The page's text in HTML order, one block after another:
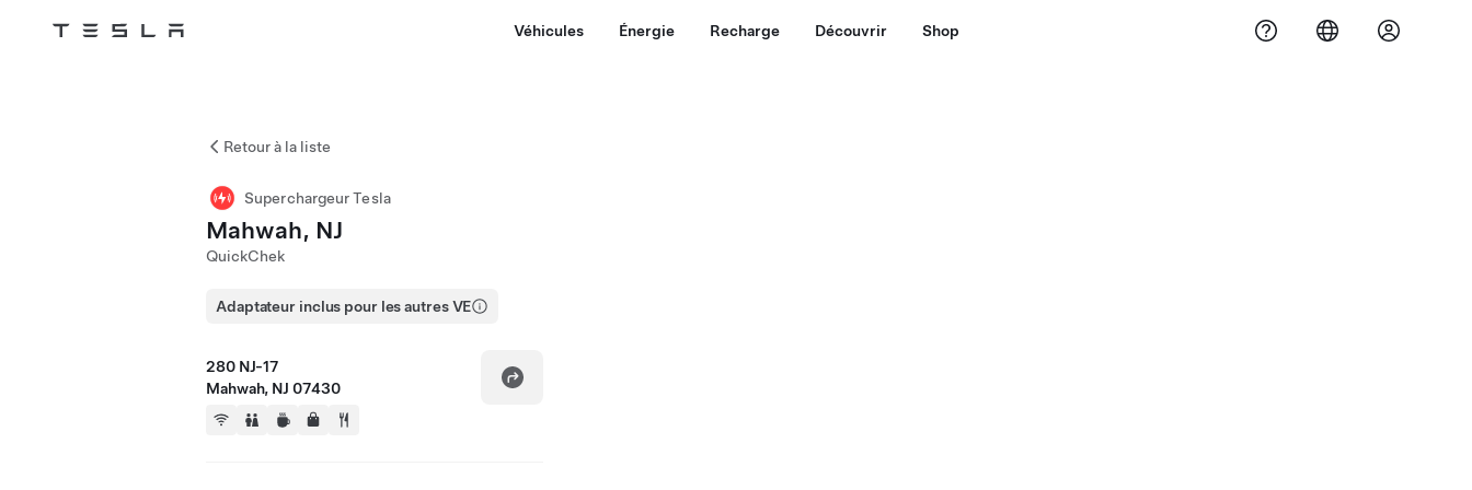
Tesla Véhicules Énergie Recharge Découvrir Shop
Retour à la liste
Superchargeur Tesla
Mahwah, NJ
QuickChek
Adaptateur inclus pour les autres VE
280 NJ-17
Mahwah, NJ 07430